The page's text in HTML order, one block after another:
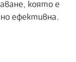
която е
ефективна.